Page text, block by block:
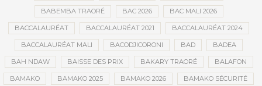
BABEMBA TRAORÉ BAC 2026 BAC MALI 2026
BACCALAURÉAT BACCALAURÉAT 2021 BACCALAURÉAT 2024
BACCALAURÉAT MALI BACODJICORONI BAD BADEA
BAH NDAW BAISSE DES PRIX BAKARY TRAORÉ BALAFON
BAMAKO BAMAKO 2025 BAMAKO 2026 BAMAKO SÉCURITÉ